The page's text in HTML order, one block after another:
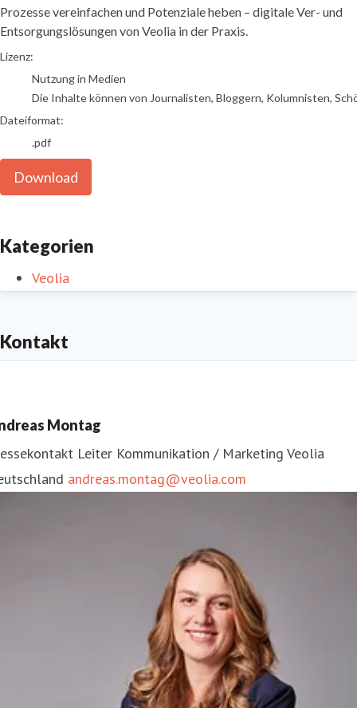
Prozesse vereinfachen und Potenziale heben – digitale Ver- und
Entsorgungslösungen von Veolia in der Praxis.
go to media item
Lizenz:
Nutzung in Medien
Die Inhalte können von Journalisten, Bloggern, Kolumnisten,
Dateiformat:
.pdf
Download
Kategorien
Veolia
Kontakt
Montag
Leiter Kommunikation / Marketing Veolia
andreas.montag@veolia.com